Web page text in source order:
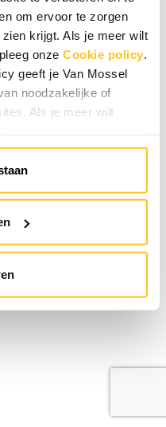
om ervoor te zorgen
krijgt. Als je meer wilt
onze Cookie policy.
geeft je Van Mossel
noodzakelijke of
Als je meer wilt
. Je kunt de cookie
via de link onderaan